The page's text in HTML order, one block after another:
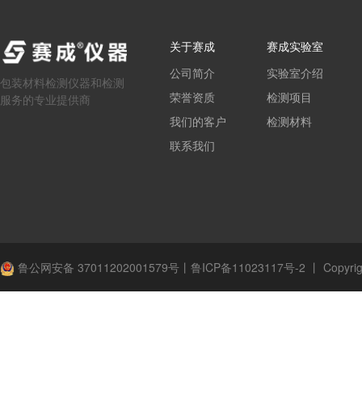
包装材料检测仪器和检测
服务的专业提供商
关于赛成
公司简介
荣誉资质
我们的客户
联系我们
赛成实验室
实验室介绍
检测项目
检测材料
鲁公网安备 37011202001579号 丨 鲁ICP备11023117号-2 丨